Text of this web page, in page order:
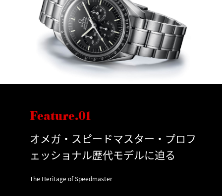
Feature.01
オメガ・スピードマスター・プロフ
ェッショナル歴代モデルに迫る
The Heritage of Speedmaster